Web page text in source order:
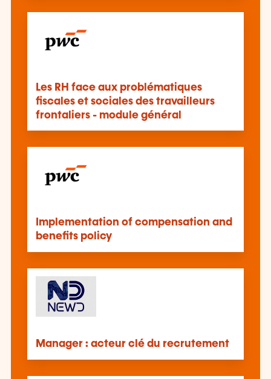
Les RH face aux problématiques
fiscales et sociales des travailleurs
frontaliers - module général
Implementation of compensation and
benefits policy
Manager : acteur clé du recrutement